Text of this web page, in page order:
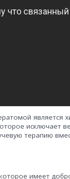
является
исключает
терапию
имеет